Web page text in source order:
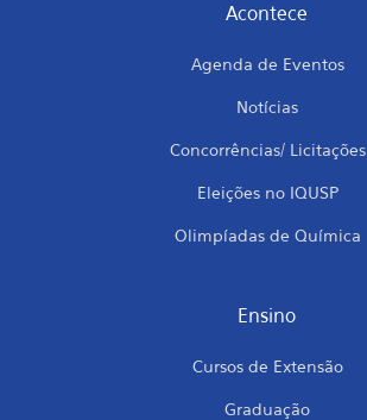
Acontece
Agenda de Eventos
Notícias
Concorrências/ Licitações
Eleições no IQUSP
Olimpíadas de Química
Ensino
Cursos de Extensão
Graduação